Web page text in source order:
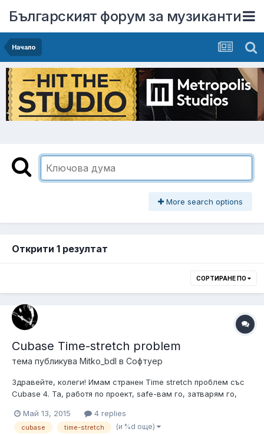
Българският форум за музиканти
Начало
More search options
Открити 1 резултат
СОРТИРАНЕ ПО
Cubase Time-stretch problem
тема публикува Mitko_bdl в Софтуер
Здравейте, колеги! Имам странен Time stretch проблем със
Cubase 4. Та, работя по проект, safe-вам го, затварям го,
е ок и затварям програмата. В момента в който отварям
отново проектите от същия ден всичко е забързано, pitch-
Май 13, 2015 4 replies
cubase time-stretch (и %d още)